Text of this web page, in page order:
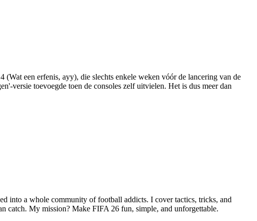
een erfenis, ayy), die slechts enkele weken vóór de lancering van de
versie toevoegde toen de consoles zelf uitvielen. Het is dus meer dan
into a whole community of football addicts. I cover tactics, tricks, and
catch. My mission? Make FIFA 26 fun, simple, and unforgettable.